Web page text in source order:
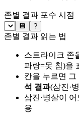
존별 결과 포수 시점
💾 ?
존별 결과 읽는 법
스트라이크 존
파랑=못 침)을
칸을 누르면 그
석 결과(삼진·
삼진·병살이
용